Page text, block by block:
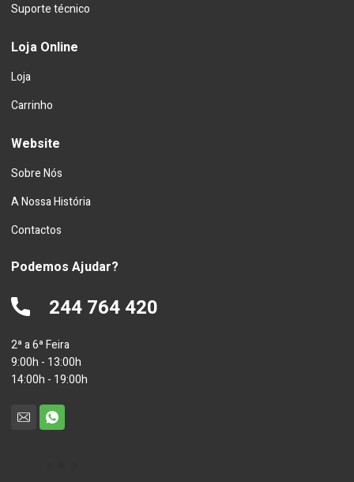
Suporte técnico
Loja Online
Loja
Carrinho
Website
Sobre Nós
A Nossa História
Contactos
Podemos Ajudar?
244 764 420
2ª a 6ª Feira
9:00h - 13:00h
14:00h - 19:00h